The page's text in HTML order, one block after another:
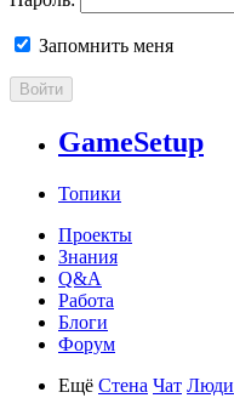
Запомнить меня
Войти
GameSetup
Топики
Проекты
Знания
Q&A
Работа
Блоги
Форум
Ещё Стена Чат Люди